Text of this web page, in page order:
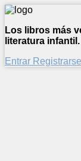
Los libros más
literatura infantil.
Entrar Registrarse